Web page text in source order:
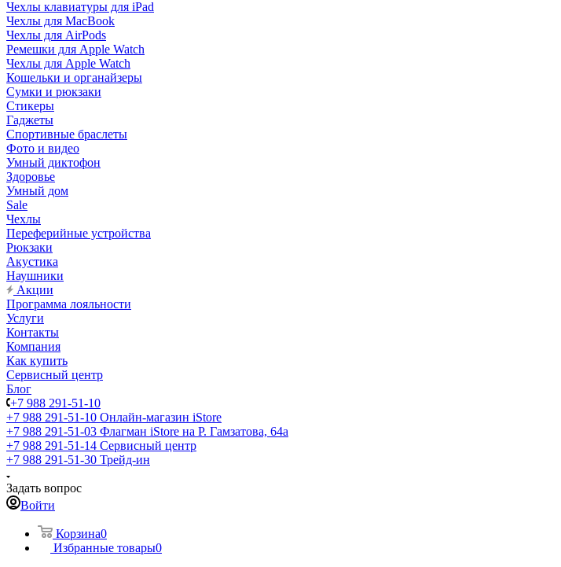
Чехлы клавиатуры для iPad
Чехлы для MacBook
Чехлы для AirPods
Ремешки для Apple Watch
Чехлы для Apple Watch
Кошельки и органайзеры
Сумки и рюкзаки
Стикеры
Гаджеты
Спортивные браслеты
Фото и видео
Умный диктофон
Здоровье
Умный дом
Sale
Чехлы
Переферийные устройства
Рюкзаки
Акустика
Наушники
Акции
Программа лояльности
Услуги
Контакты
Компания
Как купить
Сервисный центр
Блог
+7 988 291-51-10
+7 988 291-51-10 Онлайн-магазин iStore
+7 988 291-51-03 Флагман iStore на Р. Гамзатова, 64а
+7 988 291-51-14 Сервисный центр
+7 988 291-51-30 Трейд-ин
Задать вопрос
Войти
Корзина0
Избранные товары0